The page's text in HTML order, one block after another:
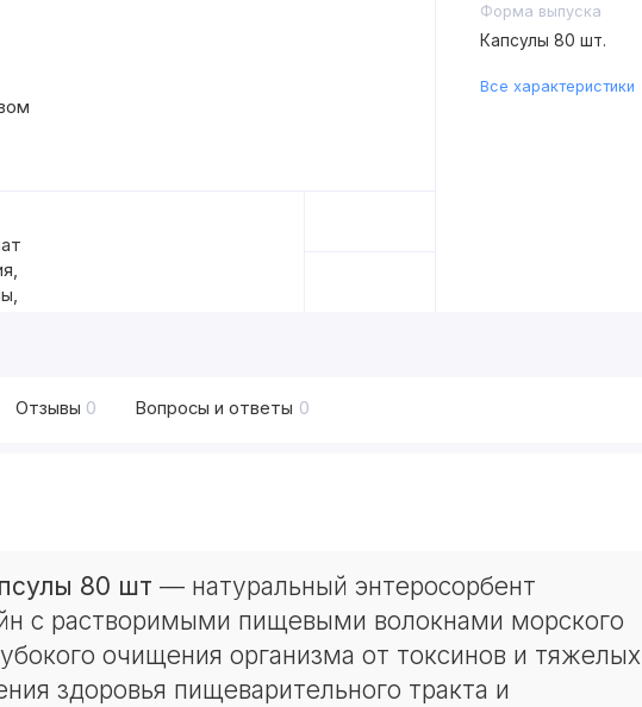
Форма выпуска
Капсулы 80 шт.
Все характеристики
Отзывы 0 Вопросы и ответы 0
80 шт — натуральный энтеросорбент
с растворимыми пищевыми волокнами морского
очищения организма от токсинов и тяжелых
здоровья пищеварительного тракта и